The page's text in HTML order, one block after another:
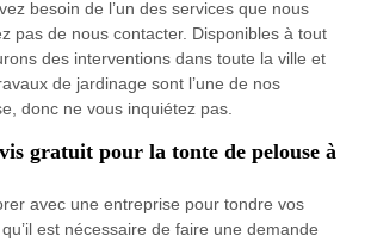
besoin de l’un des services que nous
pas de nous contacter. Disponibles à tout
des interventions dans toute la ville et
de jardinage sont l’une de nos
donc ne vous inquiétez pas.
gratuit pour la tonte de pelouse à
avec une entreprise pour tondre vos
est nécessaire de faire une demande